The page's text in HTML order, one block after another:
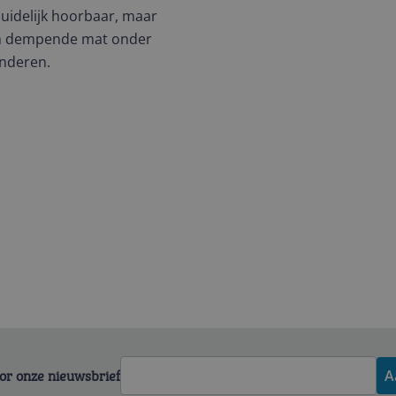
hoorbaar, maar
dempende mat onder
onze nieuwsbrief